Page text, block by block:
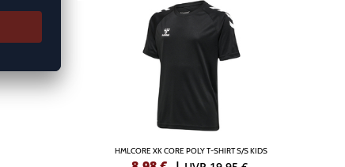
HMLCORE XK CORE POLY T-SHIRT S/S KIDS